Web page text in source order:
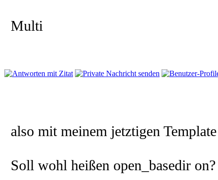
Multi
also mit meinem jetztigen
Soll wohl heißen open_basedir on?